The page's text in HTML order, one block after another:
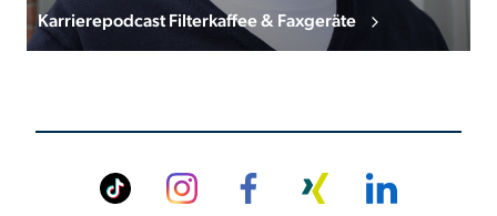
Karrierepodcast Filterkaffee & Faxgeräte